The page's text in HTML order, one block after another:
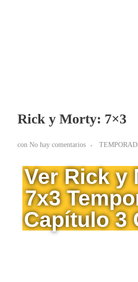
Rick y Morty: 7×3
con No hay comentarios
Ver Rick y
7x3
Capítulo 3